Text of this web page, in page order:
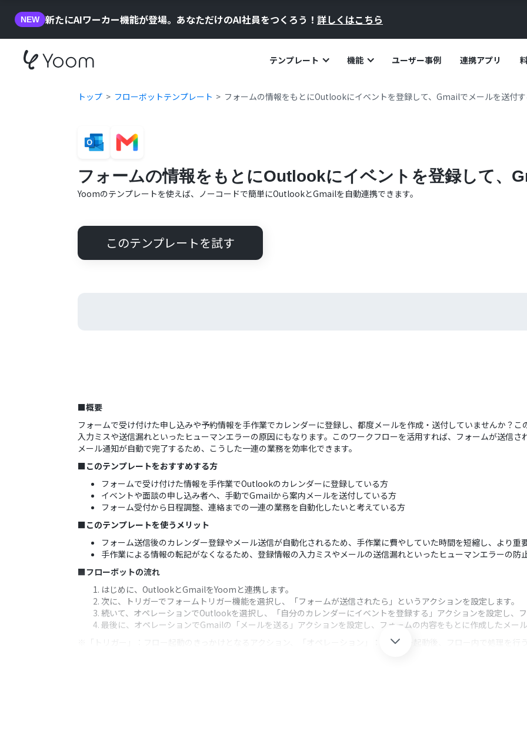
NEW 新たにAIワーカー機能が登場。あなただけのAI社員をつくろう！ 詳しくはこちら
テンプレート 機能 ユーザー事例 連携アプリ
トップ フローボットテンプレート フォームの情報をもとにOutlookにイベントを登録して、Gmailでメールを送付
フォームの情報をもとにOutlookにイベントを登録して、
Yoomのテンプレートを使えば、ノーコードで簡単にOutlookとGmailを自動連携できます。
このテンプレートを試す
■概要
フォームで受け付けた申し込みや予約情報を手作業でカレンダーに登録し、都度メールを作成・送付していませんか？
入力ミスや送信漏れといったヒューマンエラーの原因にもなります。このワークフローを活用すれば、フォームが送信
メール通知が自動で完了するため、こうした一連の業務を効率化できます。
■このテンプレートをおすすめする方
フォームで受け付けた情報を手作業でOutlookのカレンダーに登録している方
イベントや面談の申し込み者へ、手動でGmailから案内メールを送付している方
フォーム受付から日程調整、連絡までの一連の業務を自動化したいと考えている方
■このテンプレートを使うメリット
フォーム送信後のカレンダー登録やメール送信が自動化されるため、手作業に費やしていた時間を短縮し、より重
手作業による情報の転記がなくなるため、登録情報の入力ミスやメールの送信漏れといったヒューマンエラーの防
■フローボットの流れ
はじめに、OutlookとGmailをYoomと連携します。
次に、トリガーでフォームトリガー機能を選択し、「フォームが送信されたら」というアクションを設定します。
続いて、オペレーションでOutlookを選択し、「自分のカレンダーにイベントを登録する」アクションを設定し、
最後に、オペレーションでGmailの「メールを送る」アクションを設定し、フォームの内容をもとに作成したメー
※「トリガー」：フロー起動のきっかけとなるアクション、「オペレーション」：トリガー起動後、フロー内で処理を行